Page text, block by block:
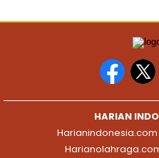
HARIAN
Harianindonesia.com